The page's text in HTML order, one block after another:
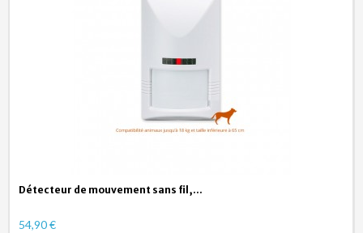
Détecteur de mouvement sans fil,...
54,90 €